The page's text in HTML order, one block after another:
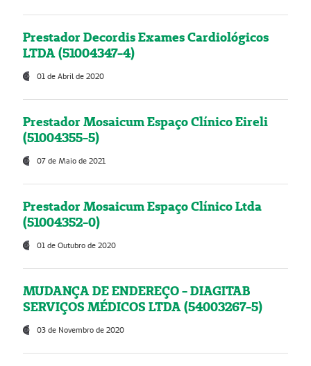
Prestador Decordis Exames Cardiológicos
LTDA (51004347-4)
01 de Abril de 2020
Prestador Mosaicum Espaço Clínico Eireli
(51004355-5)
07 de Maio de 2021
Prestador Mosaicum Espaço Clínico Ltda
(51004352-0)
01 de Outubro de 2020
MUDANÇA DE ENDEREÇO - DIAGITAB
SERVIÇOS MÉDICOS LTDA (54003267-5)
03 de Novembro de 2020